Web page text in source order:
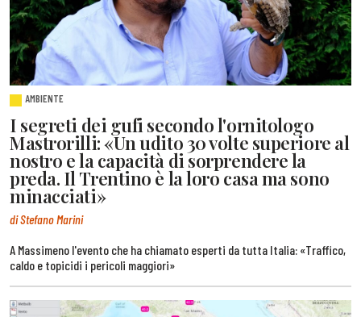
AMBIENTE
I segreti dei gufi secondo l'ornitologo
Mastrorilli: «Un udito 30 volte superiore al
nostro e la capacità di sorprendere la
preda. Il Trentino è la loro casa ma sono
minacciati»
di Stefano Marini
A Massimeno l'evento che ha chiamato esperti da tutta Italia: «Traffico,
caldo e topicidi i pericoli maggiori»